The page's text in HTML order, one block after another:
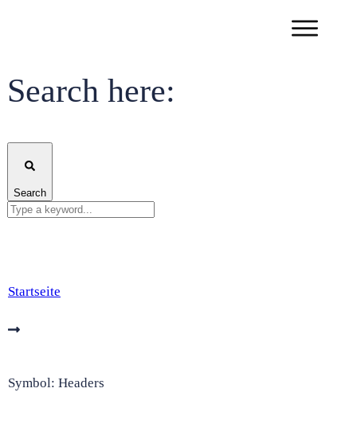
Search here:
Search
Startseite
Symbol: Headers